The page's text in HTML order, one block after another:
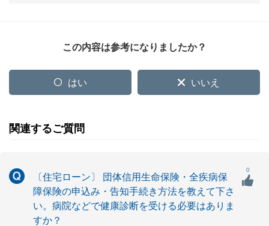
この内容は参考になりましたか？
はい いいえ
関連するご質問
〔住宅ローン〕 団体信用生命保険・全疾病保
障保険の申込み・告知手続き方法を教えて下さ
い。病院などで健康診断を受ける必要はありま
すか？
0